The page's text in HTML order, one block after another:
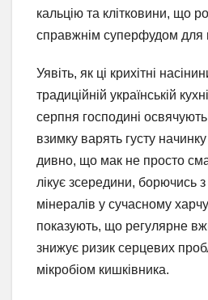
кальцію та клітковини, що
справжнім суперфудом для
Уявіть, як ці крихітні
традиційній українській
серпня господині
взимку варять густу
дивно, що мак не просто
лікує зсередини, борючись
мінералів у сучасному
показують, що регулярне
знижує ризик серцевих
мікробіом кишківника.